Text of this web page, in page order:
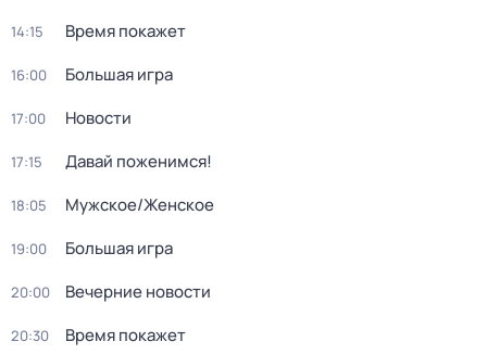
14:15 Время покажет
16:00 Большая игра
17:00 Новости
17:15 Давай поженимся!
18:05 Мужское/Женское
19:00 Большая игра
20:00 Вечерние новости
20:30 Время покажет